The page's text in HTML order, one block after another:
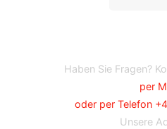
Haben Sie Fragen?
per
oder per Telefon
Unsere